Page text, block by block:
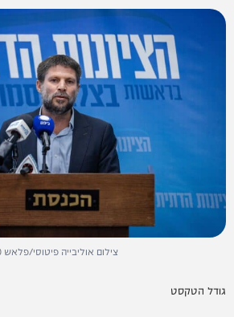
צילום אוליבייה פיטוסי/פלאש 90
גודל הטקסט